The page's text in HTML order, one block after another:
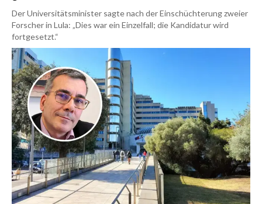
Der Universitätsminister sagte nach der Einschüchterung zweier
Forscher in Lula: „Dies war ein Einzelfall; die Kandidatur wird
fortgesetzt.“